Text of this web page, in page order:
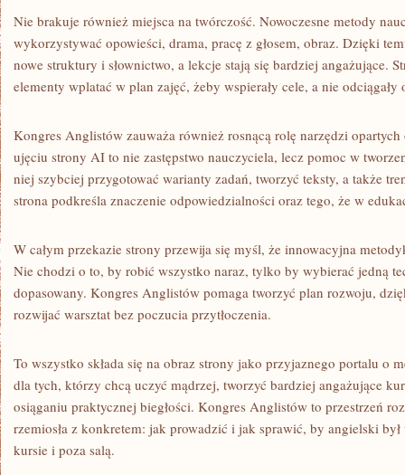
Nie brakuje również miejsca na twórczość. Nowoczesne metody
wykorzystywać opowieści, drama, pracę z głosem, obraz. Dzięki
nowe struktury i słownictwo, a lekcje stają się bardziej angażujące.
elementy wplatać w plan zajęć, żeby wspierały cele, a nie odciągały
Kongres Anglistów zauważa również rosnącą rolę narzędzi
ujęciu strony AI to nie zastępstwo nauczyciela, lecz pomoc w
niej szybciej przygotować warianty zadań, tworzyć teksty, a także
strona podkreśla znaczenie odpowiedzialności oraz tego, że w
W całym przekazie strony przewija się myśl, że innowacyjna
Nie chodzi o to, by robić wszystko naraz, tylko by wybierać jedną
dopasowany. Kongres Anglistów pomaga tworzyć plan rozwoju,
rozwijać warsztat bez poczucia przytłoczenia.
To wszystko składa się na obraz strony jako przyjaznego portalu o
dla tych, którzy chcą uczyć mądrzej, tworzyć bardziej angażujące
osiąganiu praktycznej biegłości. Kongres Anglistów to przestrzeń
rzemiosła z konkretem: jak prowadzić i jak sprawić, by angielski
kursie i poza salą.